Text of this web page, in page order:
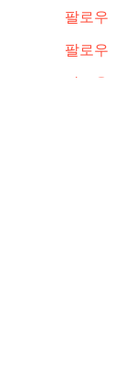
팔로우
팔로우
팔로우